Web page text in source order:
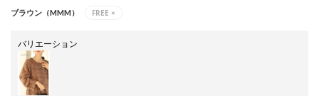
ブラウン（MMM） FREE ×
バリエーション